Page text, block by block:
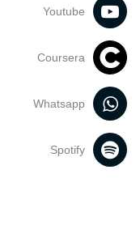
Youtube
Coursera
Whatsapp
Spotify